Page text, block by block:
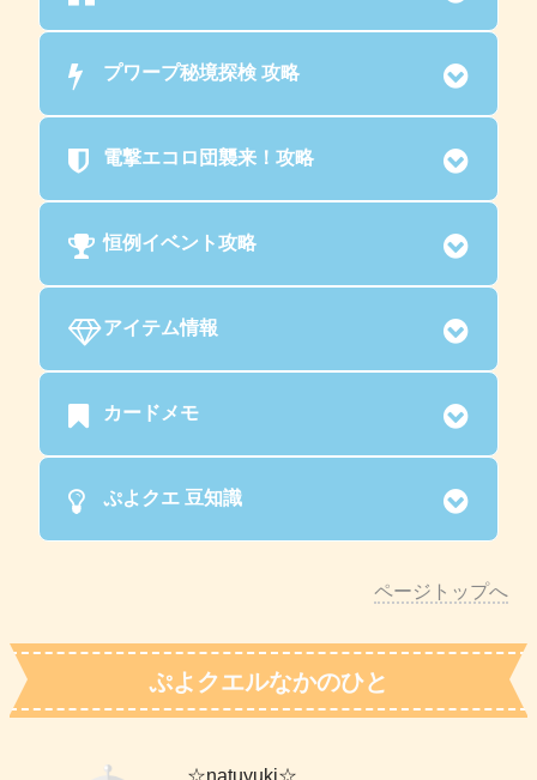
プワープ秘境探検 攻略
電撃エコロ団襲来！攻略
恒例イベント攻略
アイテム情報
カードメモ
ぷよクエ 豆知識
ページトップへ
ぷよクエルなかのひと